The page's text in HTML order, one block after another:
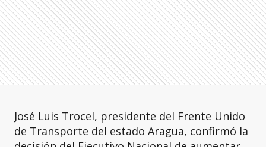
José Luis Trocel, presidente del Frente Unido
de Transporte del estado Aragua, confirmó la